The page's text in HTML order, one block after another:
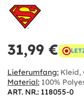
31,99 €
Lieferumfang: Kleid,
Material: 100%
ART. NR.: 118055-0